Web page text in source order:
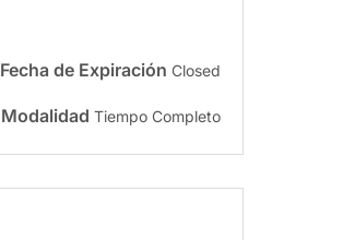
Fecha de Expiración Closed
Modalidad Tiempo Completo